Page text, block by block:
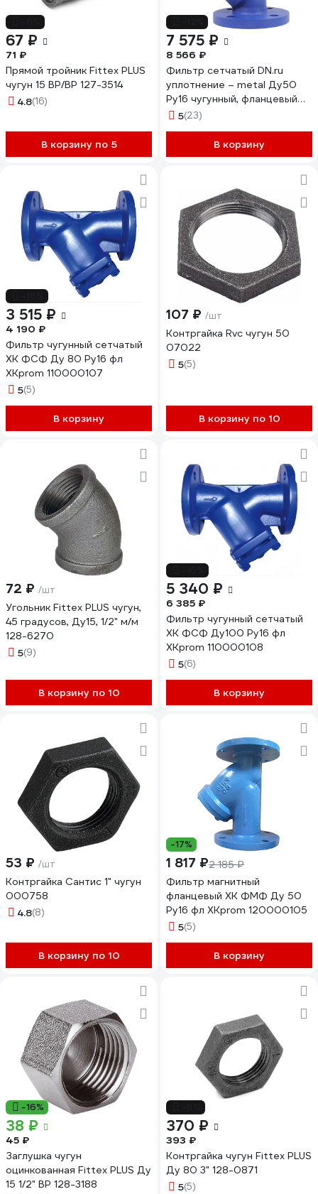
67 ₽
71 ₽
Прямой тройник Fittex PLUS
чугун 15 ВР/ВР 127-3514
4.8(16)
В корзину по 5
7 575 ₽
8 566 ₽
Фильтр сетчатый DN.ru
уплотнение – metal Ду50
Ру16 чугунный, фланцевый
D260-02462
5(23)
В корзину
3 515 ₽
4 190 ₽
Фильтр чугунный сетчатый
ХК ФСФ Ду 80 Ру16 фл
XKprom 110000107
5(5)
В корзину
107 ₽ /шт
Контргайка Rvc чугун 50
07022
5(5)
В корзину по 10
72 ₽ /шт
Угольник Fittex PLUS чугун,
45 градусов, Ду15, 1/2" м/м
128-6270
5(9)
В корзину по 10
5 340 ₽
6 385 ₽
Фильтр чугунный сетчатый
ХК ФСФ Ду100 Ру16 фл
XKprom 110000108
5(6)
В корзину
53 ₽ /шт
Контргайка Сантис 1" чугун
000758
4.8(8)
В корзину по 10
-17%
1 817 ₽2 185 ₽
Фильтр магнитный
фланцевый ХК ФМФ Ду 50
Ру16 фл XKprom 120000105
5(5)
В корзину
-16%
38 ₽
45 ₽
Заглушка чугун
оцинкованная Fittex PLUS Ду
15 1/2" ВР 128-3188
370 ₽
393 ₽
Контргайка чугун Fittex PLUS
Ду 80 3" 128-0871
5(5)